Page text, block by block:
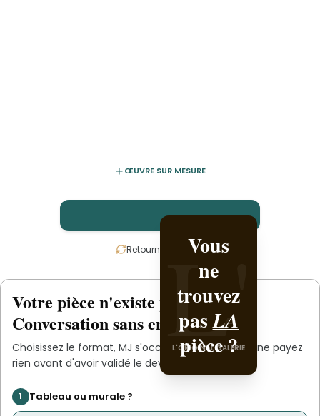
ŒUVRE SUR MESURE
L'
Vous
ne
trouvez
pasLA
pièce ?
L'ORIGINAL GALERIE
L'
Créez-
la
avec
MJ
.
L'ORIGINAL PIECE OF
YOU
Retournez la carte
Votre pièce n'existe pasencore.
Conversation sans engagement.
Choisissez le format, MJ s'occupe du reste. Vous ne payez
rien avant d'avoir validé le devis.
1 Tableau ou murale ?